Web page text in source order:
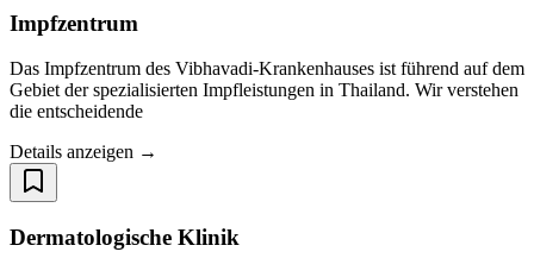
Impfzentrum
Das Impfzentrum des Vibhavadi-Krankenhauses ist führend auf dem
Gebiet der spezialisierten Impfleistungen in Thailand. Wir verstehen
die entscheidende
Details anzeigen →
Dermatologische Klinik